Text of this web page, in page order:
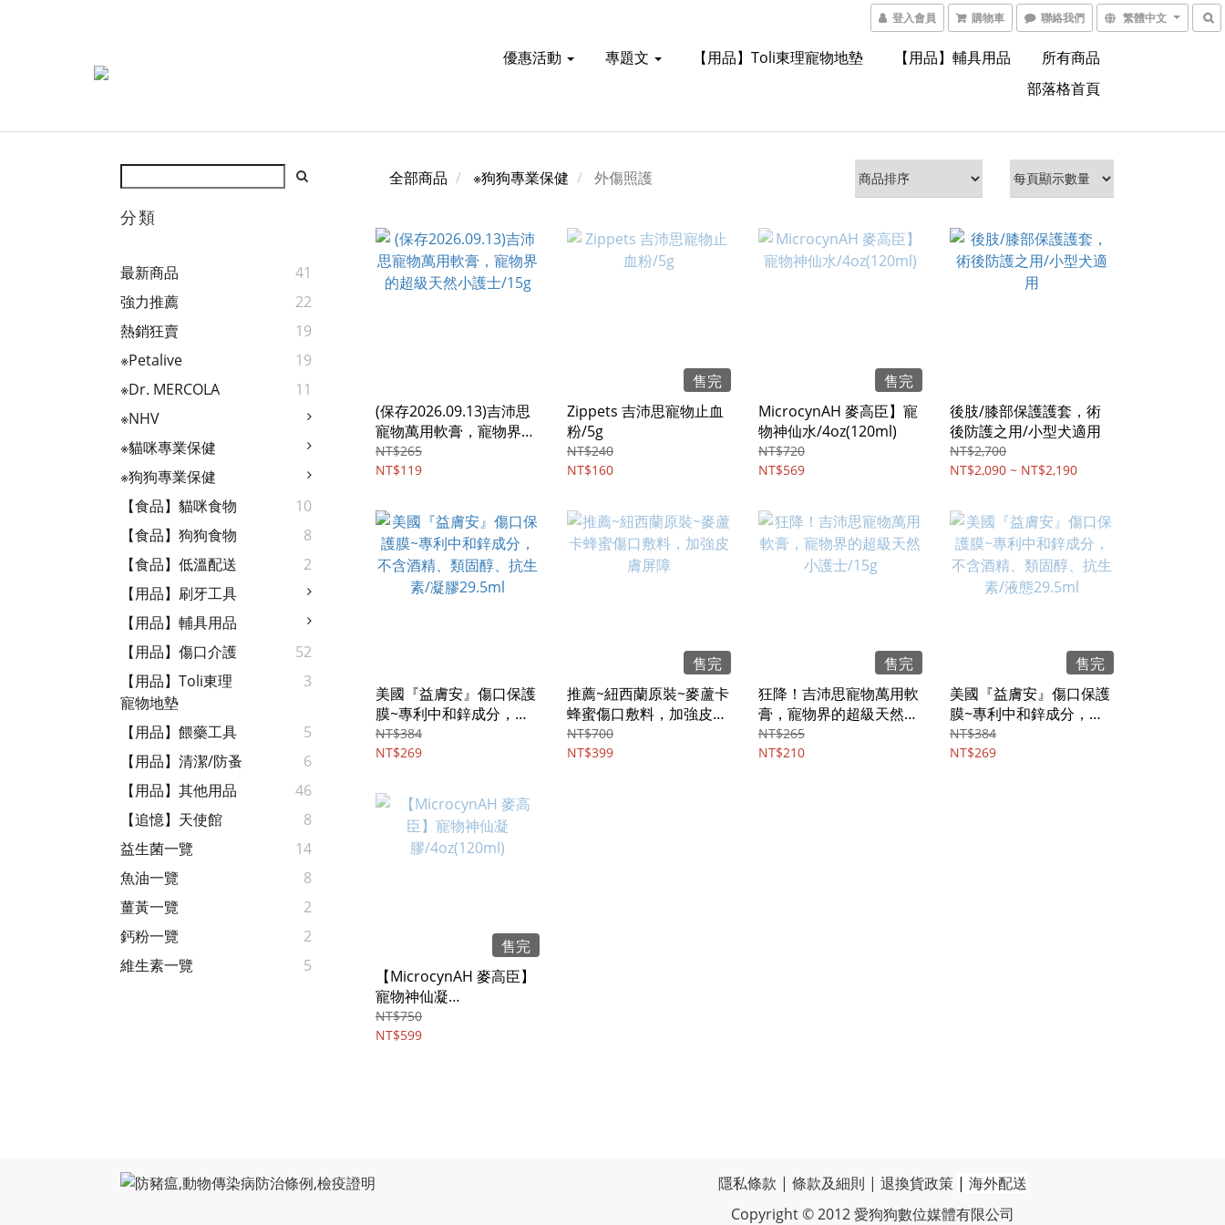
登入會員 購物車 聯絡我們 繁體中文
優惠活動 專題文 【用品】Toli東理寵物地墊 【用品】輔具用品
所有商品
部落格首頁
分類
最新商品
41
強力推薦
22
熱銷狂賣
19
※Petalive
19
※Dr. MERCOLA
11
※NHV
※貓咪專業保健
※狗狗專業保健
【食品】貓咪食物
10
【食品】狗狗食物
8
【食品】低溫配送
2
【用品】刷牙工具
【用品】輔具用品
【用品】傷口介護
52
【用品】Toli東理
寵物地墊
3
【用品】餵藥工具
5
【用品】清潔/防蚤
6
【用品】其他用品
46
【追憶】天使館
8
益生菌一覽
14
魚油一覽
8
薑黃一覽
2
鈣粉一覽
2
維生素一覽
5
全部商品 ※狗狗專業保健 外傷照護
(保存2026.09.13)吉沛思
寵物萬用軟膏，寵物界的
超級天然小護士/15g
NT$265
NT$119
售完
Zippets 吉沛思寵物止血
粉/5g
NT$240
NT$160
售完
MicrocynAH 麥高臣】寵
物神仙水/4oz(120ml)
NT$720
NT$569
後肢/膝部保護護套，術
後防護之用/小型犬適用
NT$2,700
NT$2,090 ~ NT$2,190
美國『益膚安』傷口保護
膜~專利中和鋅成分，不
含酒精、類固醇、抗生
素/凝膠29.5ml
NT$384
NT$269
售完
推薦~紐西蘭原裝~麥蘆卡
蜂蜜傷口敷料，加強皮膚
屏障
NT$700
NT$399
售完
狂降！吉沛思寵物萬用軟
膏，寵物界的超級天然小
護士/15g
NT$265
NT$210
售完
美國『益膚安』傷口保護
膜~專利中和鋅成分，不
含酒精、類固醇、抗生
素/液態29.5ml
NT$384
NT$269
售完
【MicrocynAH 麥高臣】
寵物神仙凝
膠/4oz(120ml)
NT$750
NT$599
隱私條款 | 條款及細則 | 退換貨政策 | 海外配送
Copyright © 2012 愛狗狗數位媒體有限公司